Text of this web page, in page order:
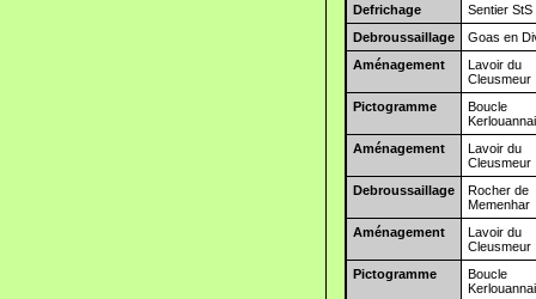
Defrichage
Sentier StS
Debroussaillage
Goas en
Aménagement
Lavoir du
Cleusmeur
Pictogramme
Boucle
Aménagement
Lavoir du
Cleusmeur
Debroussaillage
Rocher de
Memenhar
Aménagement
Lavoir du
Cleusmeur
Pictogramme
Boucle